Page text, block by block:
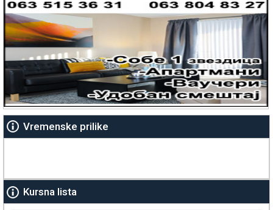
Vremenske prilike
Kursna lista